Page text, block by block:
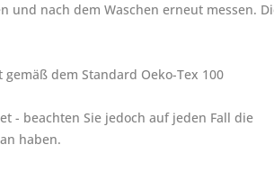
und nach dem Waschen erneut messen.
dem Standard Oeko-Tex 100
- beachten Sie jedoch auf jeden Fall die
haben.